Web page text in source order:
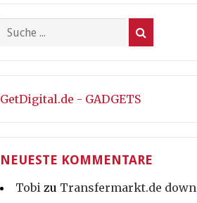
GetDigital.de - GADGETS
NEUESTE KOMMENTARE
Tobi zu Transfermarkt.de down